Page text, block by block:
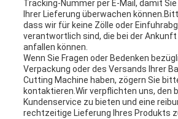
Tracking-Nummer per E-Mail, damit
Ihrer Lieferung überwachen
dass wir für keine Zölle oder
verantwortlich sind, die bei der Ankunft
anfallen können.
Wenn Sie Fragen oder Bedenken
Verpackung oder des Versands Ihrer
Cutting Machine haben, zögern Sie
kontaktieren.Wir verpflichten uns, den
Kundenservice zu bieten und eine
rechtzeitige Lieferung Ihres Produkts